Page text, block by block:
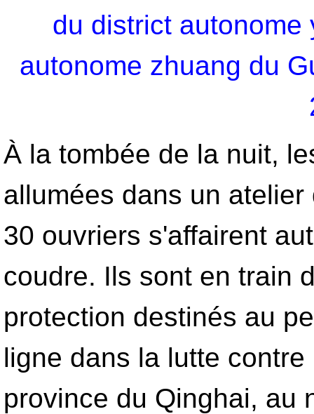
du district autonome
autonome zhuang du
À la tombée de la nuit,
allumées dans un
30 ouvriers s'affairent
coudre. Ils sont en train
protection destinés au
ligne dans la lutte
province du Qinghai, au